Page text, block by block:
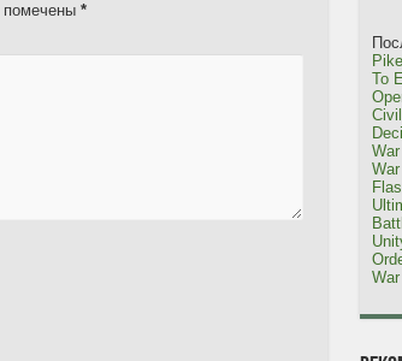
помечены *
To